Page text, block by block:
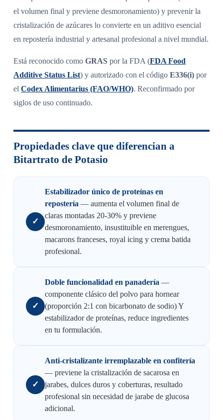
el volumen final y previene desmoronamiento) y prevenir la
cristalización de azúcares lo convierte en un aditivo esencial
en repostería industrial y artesanal profesional a nivel mundial.
Está reconocido como GRASpor la FDA (FDA Food
Additive Status List) y autorizado con el código E336(i)por
el Codex Alimentarius (FAO/WHO). Reconfirmado por
siglos de uso continuado.
Propiedades clave que diferencian a
Bitartrato de Potasio
✓
Estabilizador único de proteínas en
repostería — aumenta el volumen final de
claras montadas 20-30% y previene
desmoronamiento, insustituible en merengues,
macarons franceses, royal icing y crema batida
profesional.
✓
Doble funcionalidad en panadería —
componente clásico del polvo para hornear
(proporción 2:1 con bicarbonato de sodio) Y
estabilizador de proteínas, reduce ingredientes
en tu formulación.
✓
Anti-cristalizante irremplazable en confitería
— previene la cristalización de sacarosa en
jarabes, dulces duros y coberturas, resultado
profesional sin necesidad de jarabe de glucosa
adicional.